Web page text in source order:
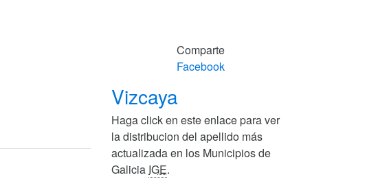
Comparte
Facebook
Vizcaya
Haga click en este enlace para ver
la distribucion del apellido más
actualizada en los Municipios de
Galicia IGE.